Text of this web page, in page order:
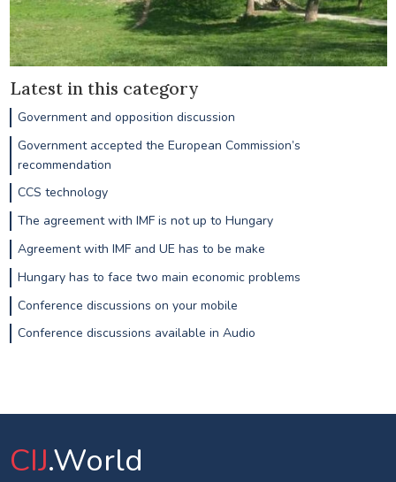
Latest in this category
Government and opposition discussion
Government accepted the European Commission’s
recommendation
CCS technology
The agreement with IMF is not up to Hungary
Agreement with IMF and UE has to be make
Hungary has to face two main economic problems
Conference discussions on your mobile
Conference discussions available in Audio
CIJ.World